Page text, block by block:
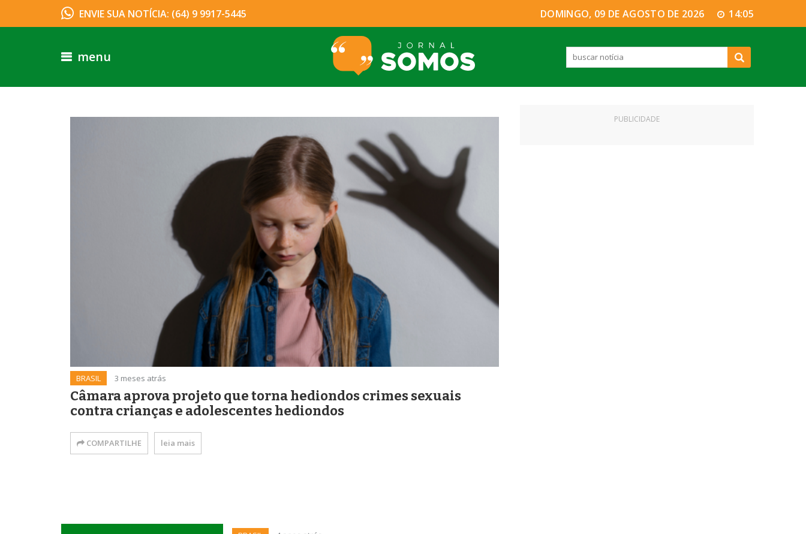
ENVIE SUA NOTÍCIA: (64) 9 9917-5445 DOMINGO, 09 DE AGOSTO DE 2026 14:05
menu
BRASIL 3 meses atrás
Câmara aprova projeto que torna hediondos crimes sexuais
contra crianças e adolescentes hediondos
COMPARTILHE leia mais
PUBLICIDADE